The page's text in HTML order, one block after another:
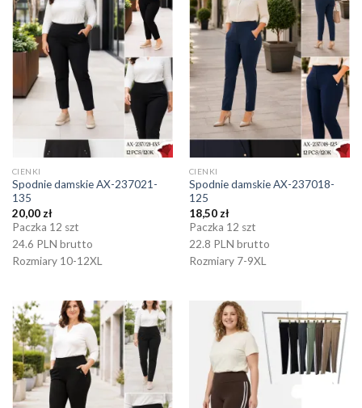
CIENKI
Spodnie damskie AX-237021-
135
20,00 zł
Paczka 12 szt
24.6 PLN brutto
Rozmiary 10-12XL
CIENKI
Spodnie damskie AX-237018-
125
18,50 zł
Paczka 12 szt
22.8 PLN brutto
Rozmiary 7-9XL